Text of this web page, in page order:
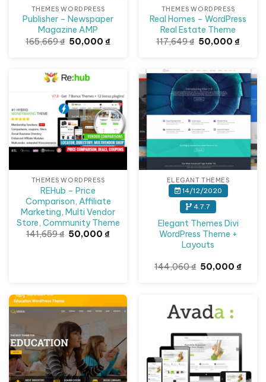
THEMES WORDPRESS
Publisher – Newspaper
Magazine AMP
165,669₫ Giá
gốc
50,000₫Giá
50,000 ₫.
THEMES WORDPRESS
Real Homes – WordPress
Real Estate Theme
117,649₫ Giá
gốc
50,000₫Giá
Giảm giá!
THEMES WORDPRESS
REHub – Price
Comparison, Affiliate
Marketing, Multi Vendor
Store, Community Theme
141,659₫ Giá
gốc
50,000₫Giá
Giảm giá!
ELEGANT THEMES
14/12/2020
4.7.7
Elegant Themes Divi
WordPress Theme +
Layouts
144,060₫ Giá
gốc
50,000₫Giá